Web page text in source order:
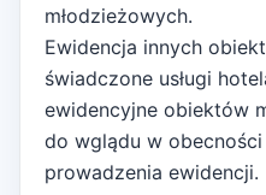
młodzieżowych.
Ewidencja innych
świadczone usługi
ewidencyjne obiektów
do wglądu w
prowadzenia ewidencji.